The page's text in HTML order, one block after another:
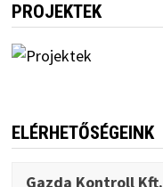
PROJEKTEK
ELÉRHETŐSÉGEINK
Gazda Kontroll Kft.